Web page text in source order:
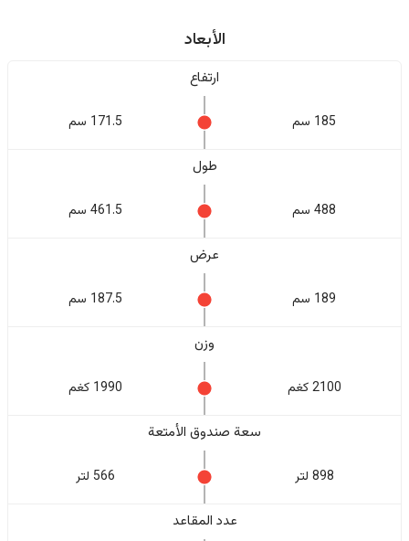
الأبعاد
ارتفاع
185 سم 171.5 سم
طول
488 سم 461.5 سم
عرض
189 سم 187.5 سم
وزن
2100 كغم 1990 كغم
سعة صندوق الأمتعة
898 لتر 566 لتر
عدد المقاعد